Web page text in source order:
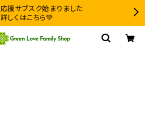
応援サブスク始まりました
詳しくはこちら💚